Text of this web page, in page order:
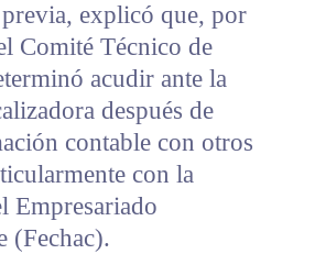
explicó que, por
Comité Técnico de
acudir ante la
después de
contable con otros
con la
Empresariado
(Fechac).